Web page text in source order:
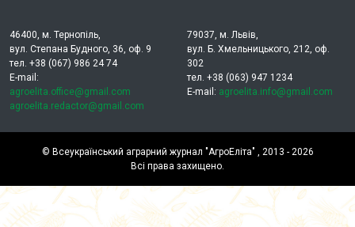
46400, м. Тернопіль,
вул. Степана Будного, 36, оф. 9
тел. +38 (067) 986 24 74
E-mail:
agroelita.office@gmail.com
agroelita.redactor@gmail.com
79037, м. Львів,
вул. Б. Хмельницького, 212, оф.
302
тел. +38 (063) 947 1234
E-mail: agroelita.info@gmail.com
© Всеукраїнський аграрний журнал "АгроЕліта" , 2013 - 2026
Всі права захищено.